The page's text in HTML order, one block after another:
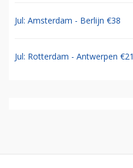
Jul: Amsterdam - Berlijn €38
Jul: Rotterdam - Antwerpen €21